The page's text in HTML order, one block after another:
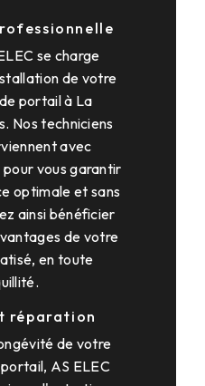
se charge
de votre
portail à La
Nos techniciens
avec
vous garantir
optimale et sans
ainsi bénéficier
de votre
en toute
réparation
de votre
AS ELEC